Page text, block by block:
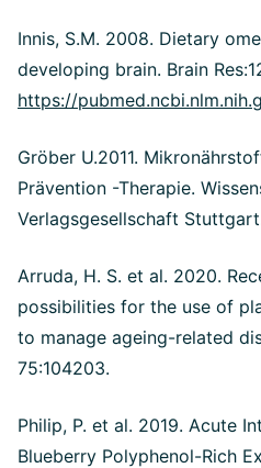
Innis, S.M. 2008. Dietary
developing brain. Brain
https://
Gröber U.2011.
Prävention -Therapie.
Verlagsgesellschaft
Arruda, H. S. et al. 2020.
possibilities for the use of
to manage ageing-related
75:104203.
Philip, P. et al. 2019. Acute
Blueberry Polyphenol-Rich